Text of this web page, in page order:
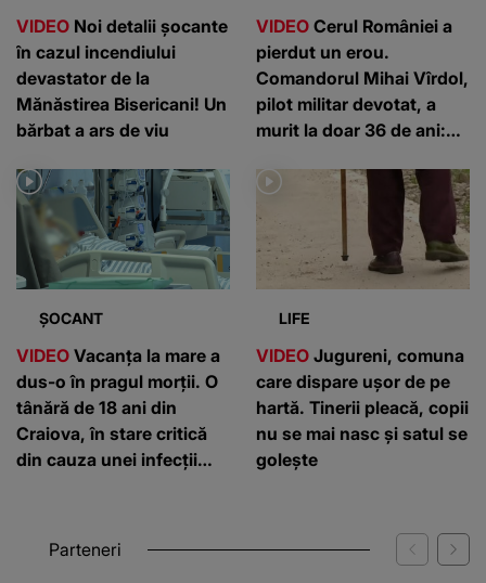
VIDEO Noi detalii șocante
în cazul incendiului
devastator de la
Mănăstirea Bisericani! Un
bărbat a ars de viu
VIDEO Cerul României a
pierdut un erou.
Comandorul Mihai Vîrdol,
pilot militar devotat, a
murit la doar 36 de ani:
ȘOCANT
VIDEO Vacanța la mare a
dus-o în pragul morții. O
tânără de 18 ani din
Craiova, în stare critică
din cauza unei infecții
LIFE
VIDEO Jugureni, comuna
care dispare ușor de pe
hartă. Tinerii pleacă, copii
nu se mai nasc și satul se
golește
Parteneri